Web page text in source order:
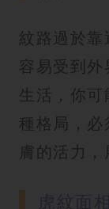
紋路過於
容易受到
生活，你可
種格局，
膚的活力，